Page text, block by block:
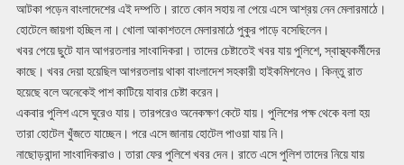
আটকা পড়েন বাংলাদেশের এই দম্পতি। রাতে কোন সহায় না পেয়ে এসে আশ্রয় নেন মেলারমাঠে।
হোটেলে জায়গা হচ্ছিল না। খোলা আকাশতলে মেলারমাঠে পুকুর পাড়ে বসেছিলেন।
খবর পেয়ে ছুটে যান আগরতলার সাংবাদিকরা। তাদের চেষ্টাতেই খবর যায় পুলিশে, স্বাস্থ্যকর্মীদের
কাছে। খবর দেয়া হয়েছিল আগরতলায় থাকা বাংলাদেশ সহকারী হাইকমিশনেও। কিন্তু রাত
হয়েছে বলে অনেকেই পাশ কাটিয়ে যাবার চেষ্টা করেন।
একবার পুলিশ এসে ঘুরেও যায়। তারপরেও অনেকক্ষণ কেটে যায়। পুলিশের পক্ষ থেকে বলা হয়
তারা হোটেল খুঁজতে যাচ্ছেন। পরে এসে জানায় হোটেল পাওয়া যায় নি।
নাছোড়বান্দা সাংবাদিকরাও। তারা ফের পুলিশে খবর দেন। রাতে এসে পুলিশ তাদের নিয়ে যায়